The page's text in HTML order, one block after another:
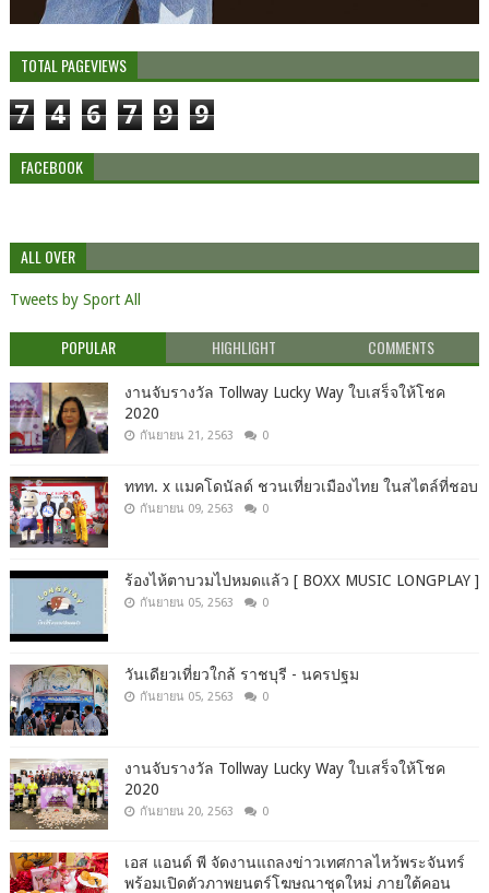
TOTAL PAGEVIEWS
7 4 6 7 9 9
FACEBOOK
ALL OVER
Tweets by Sport All
POPULAR HIGHLIGHT COMMENTS
งานจับรางวัล Tollway Lucky Way ใบเสร็จให้โชค
2020
กันยายน 21, 2563 0
ททท. x แมคโดนัลด์ ชวนเที่ยวเมืองไทย ในสไตล์ที่ชอบ
กันยายน 09, 2563 0
ร้องไห้ตาบวมไปหมดแล้ว [ BOXX MUSIC LONGPLAY ]
กันยายน 05, 2563 0
วันเดียวเที่ยวใกล้ ราชบุรี - นครปฐม
กันยายน 05, 2563 0
งานจับรางวัล Tollway Lucky Way ใบเสร็จให้โชค
2020
กันยายน 20, 2563 0
เอส แอนด์ พี จัดงานแถลงข่าวเทศกาลไหว้พระจันทร์
พร้อมเปิดตัวภาพยนตร์โฆษณาชุดใหม่ ภายใต้คอน